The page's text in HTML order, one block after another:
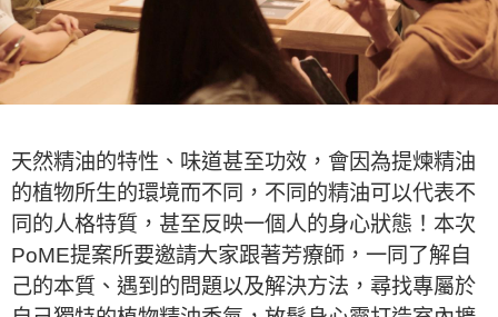
天然精油的特性、味道甚至功效，會因為提煉精油
的植物所生的環境而不同，不同的精油可以代表不
同的人格特質，甚至反映一個人的身心狀態！本次
PoME提案所要邀請大家跟著芳療師，一同了解自
己的本質、遇到的問題以及解決方法，尋找專屬於